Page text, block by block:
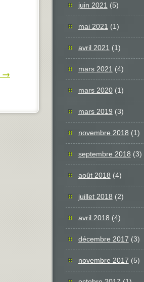
→
juin 2021 (5)
mai 2021 (1)
avril 2021 (1)
mars 2021 (4)
mars 2020(1)
mars 2019 (3)
novembre 2018 (1)
septembre 2018 (3)
août 2018 (4)
juillet 2018 (2)
avril 2018 (4)
décembre 2017 (3)
novembre 2017 (5)